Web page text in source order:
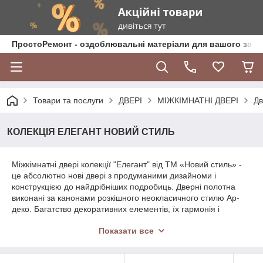
ПростоРемонт - оздоблювальні матеріали для вашого
Товари та послуги ДВЕРІ МІЖКІМНАТНІ ДВЕРІ
КОЛЕКЦІЯ ЕЛЕГАНТ НОВИЙ СТИЛЬ
Міжкімнатні двері колекції "Елегант" від ТМ «Новий стиль» -
це абсолютно нові двері з продуманими дизайноми і
конструкцією до найдрібніших подробиць. Дверні полотна
виконані за канонами розкішного неокласичного стилю Ар-
деко. Багатство декоративних елементів, їх гармонія і
Люкс, що задовольняє смаки шанувальників прекрасного за
Показати все